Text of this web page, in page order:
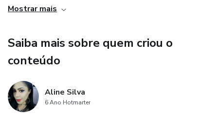
compreender melhor as características e necessidades
adequada com o temperamento e comportamento da raça
em questão. Essa abordagem personalizada contribui para
saudável entre o tutor e o cachorro.
Mostrar mais
Saiba mais sobre quem criou o
conteúdo
Aline Silva
6 Ano Hotmarter